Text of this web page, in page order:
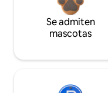
Se admiten
mascotas